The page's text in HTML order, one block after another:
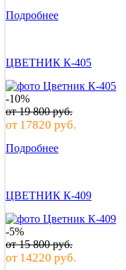
Подробнее
ЦВЕТНИК К-405
-10%
от19 800руб.
от 17820 руб.
Подробнее
ЦВЕТНИК К-409
-5%
от15 800руб.
от 14220 руб.